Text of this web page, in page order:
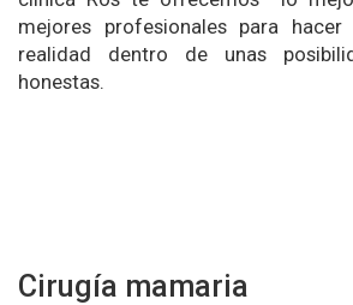
mejores profesionales para
realidad dentro de unas
honestas.
Cirugía mamaria